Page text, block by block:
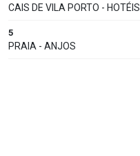
CAIS DE VILA PORTO - HOTÉIS
5
PRAIA - ANJOS